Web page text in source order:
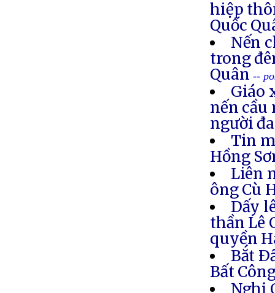
hiệp
Quốc
Nến
trong
Quân--
Giáo
nến cầu
người
Tin
Hồng
Liên
ông Cù
Dấy
thần Lê
quyền
Bắt
Bất
Nghị